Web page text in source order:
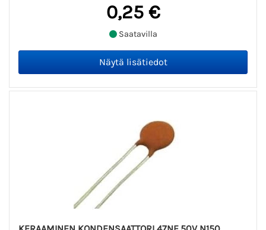
0,25 €
Saatavilla